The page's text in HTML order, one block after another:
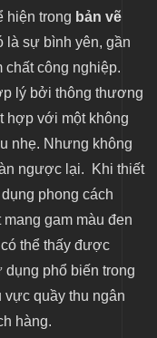
hiện trong bản vẽ
là sự bình yên, gần
chất công nghiệp.
lý bởi thông thương
hợp với một không
nhẹ. Nhưng không
ngược lại. Khi thiết
phong cách
gam màu đen
có thể thấy được
phổ biến trong
vực quầy thu ngân
hàng.